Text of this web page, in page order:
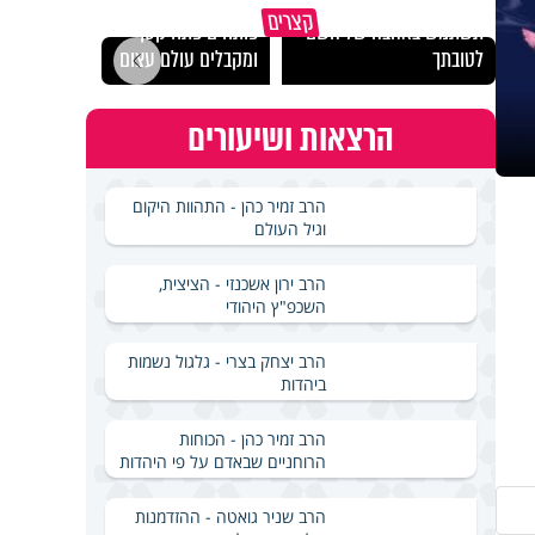
קצריםתשתמש באהבה של השם
לטובתך
פותחים פתח קטן -
ומקבלים עולם עצום
הרצאות ושיעורים
הרב זמיר כהן - התהוות היקום
וגיל העולם
הרב ירון אשכנזי - הציצית,
השכפ"ץ היהודי
הרב יצחק בצרי - גלגול נשמות
ביהדות
הרב זמיר כהן - הכוחות
הרוחניים שבאדם על פי היהדות
הרב שניר גואטה - ההזדמנות